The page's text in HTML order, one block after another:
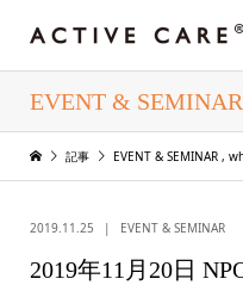
EVENT & SEMINAR
記事 EVENT & SEMINAR ,
2019.11.25 EVENT & SEMINAR
2019年11月20日